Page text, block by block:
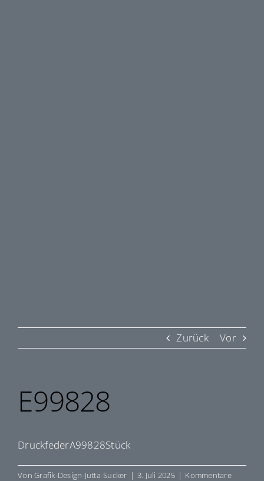
Zurück Vor
E99828
DruckfederA99828Stück
VonGrafik-Design-Jutta-Sucker | 3. Juli 2025 | Kommentare